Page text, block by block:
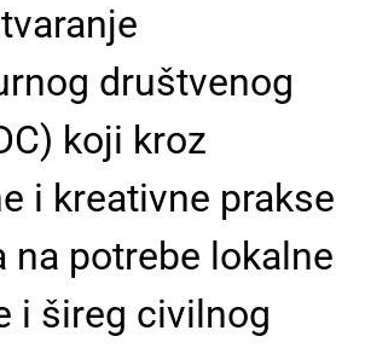
društvenog
koji kroz
i kreativne prakse
na potrebe lokalne
i šireg civilnog